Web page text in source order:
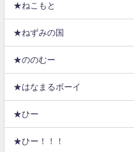
★ねこもと
★ねずみの国
★ののむー
★はなまるボーイ
★ひー
★ひー！！！